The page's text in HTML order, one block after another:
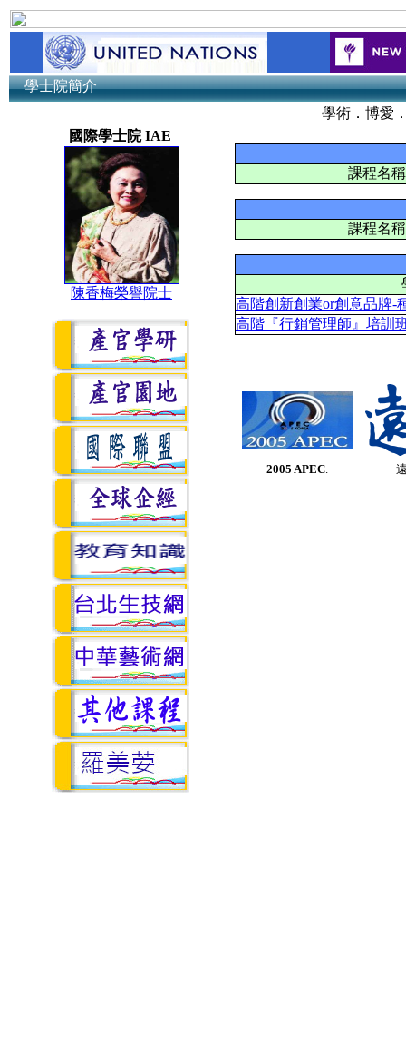
學士院簡介
學術．博愛．
國際學士院 IAE
課程名稱
課程名稱
高階創新創業or創意品牌-
高階『行銷管理師』培訓
2005 APEC.